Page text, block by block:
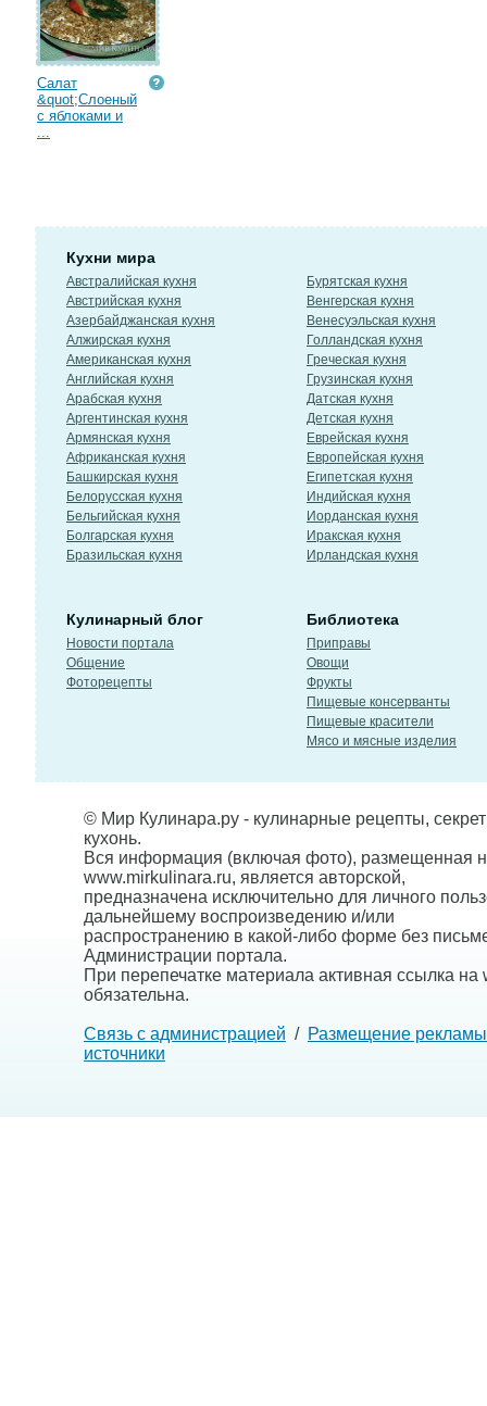
Салат
&quot;Слоеный
с яблоками и
...
Кухни мира
Австралийская кухня
Австрийская кухня
Азербайджанская кухня
Алжирская кухня
Американская кухня
Английская кухня
Арабская кухня
Аргентинская кухня
Армянская кухня
Африканская кухня
Башкирская кухня
Белорусская кухня
Бельгийская кухня
Болгарская кухня
Бразильская кухня
Бурятская кухня
Венгерская кухня
Венесуэльская кухня
Голландская кухня
Греческая кухня
Грузинская кухня
Датская кухня
Детская кухня
Еврейская кухня
Европейская кухня
Египетская кухня
Индийская кухня
Иорданская кухня
Иракская кухня
Ирландская кухня
Кулинарный блог
Новости портала
Общение
Фоторецепты
Библиотека
Приправы
Овощи
Фрукты
Пищевые консерванты
Пищевые красители
Мясо и мясные изделия
© Мир Кулинара.ру - кулинарные рецепты,
кухонь.
Вся информация (включая фото), размещенная
www.mirkulinara.ru, является авторской,
предназначена исключительно для личного
дальнейшему воспроизведению и/или
распространению в какой-либо форме без
Администрации портала.
При перепечатке материала активная ссылка на
обязательна.
Связь с администрацией / Размещение рекламы
источники